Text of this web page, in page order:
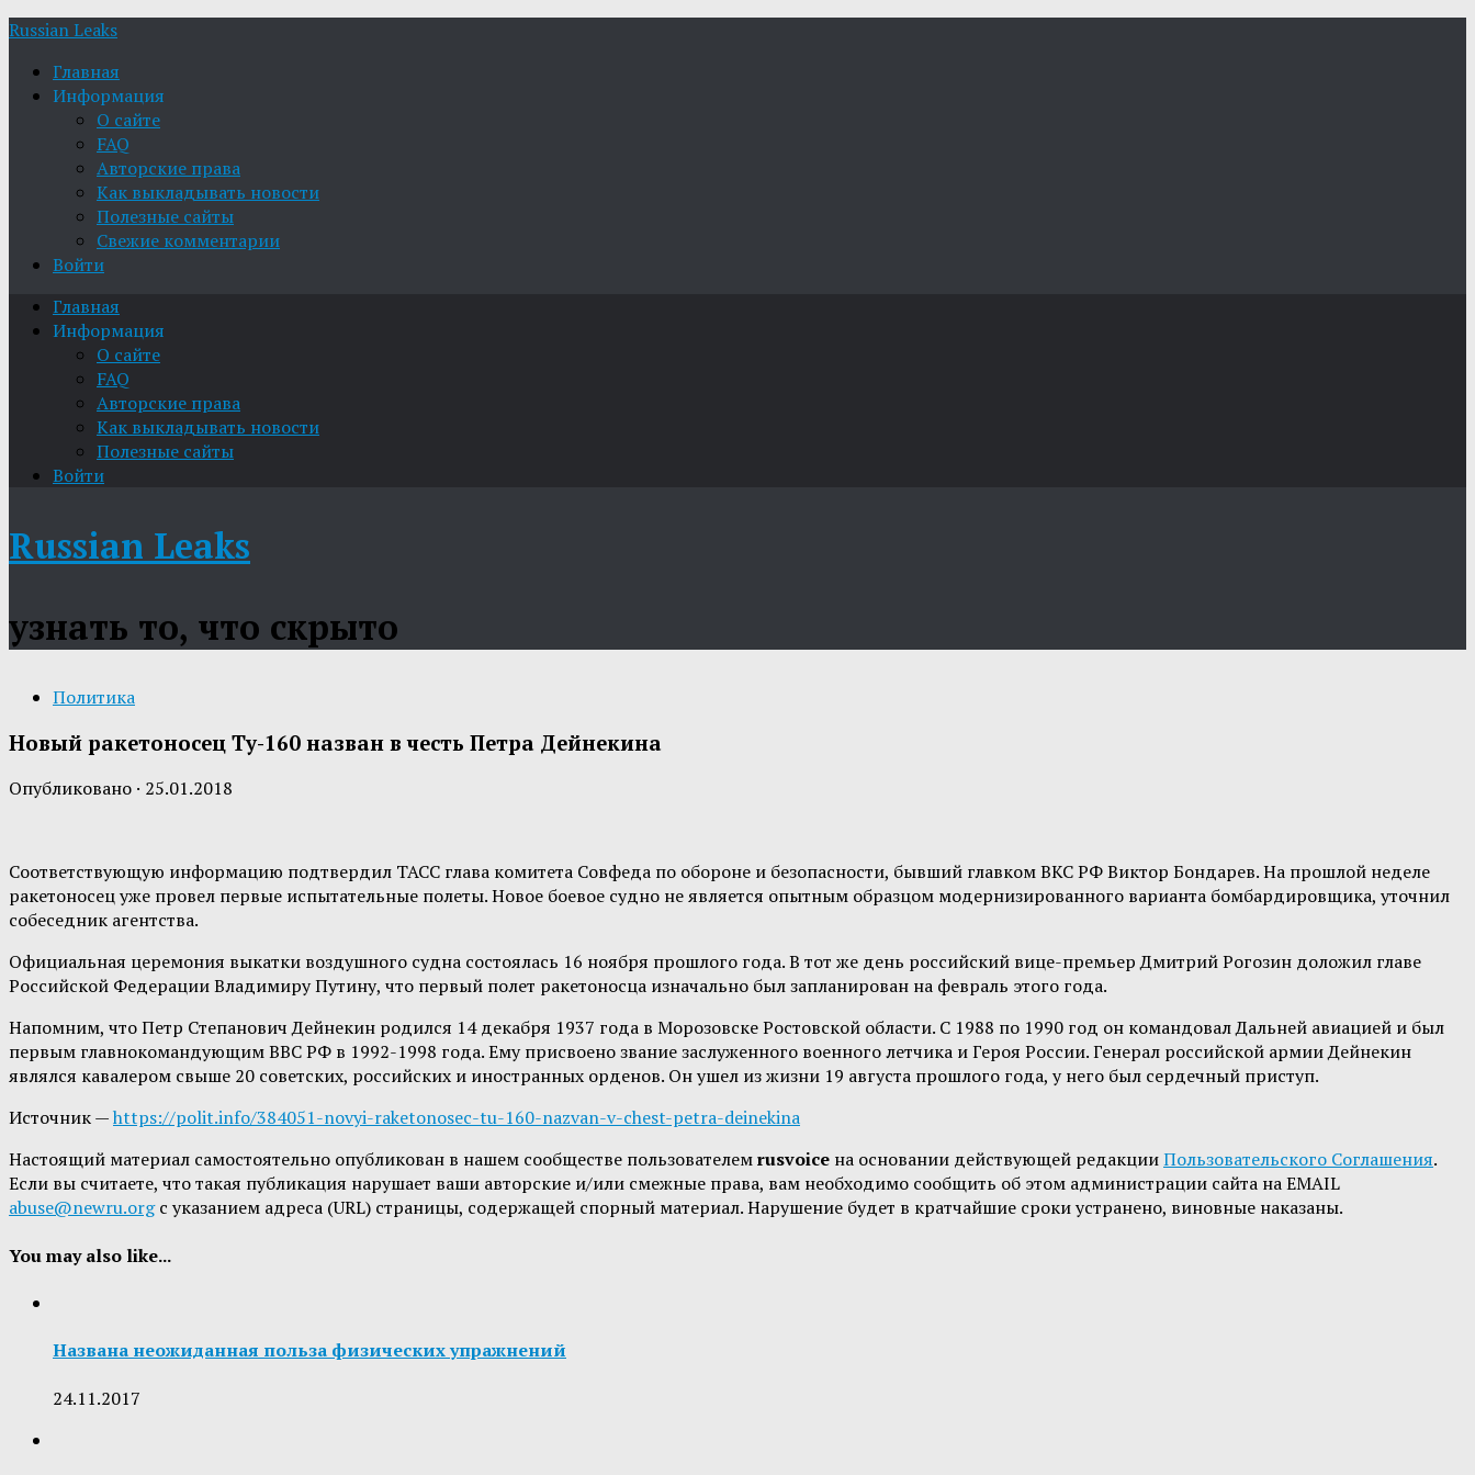
Russian Leaks
Главная
Информация
О сайте
FAQ
Авторские права
Как выкладывать новости
Полезные сайты
Свежие комментарии
Войти
Главная
Информация
О сайте
FAQ
Авторские права
Как выкладывать новости
Полезные сайты
Войти
Russian Leaks
узнать то, что скрыто
Политика
Новый ракетоносец Ту-160 назван в честь Петра Дейнекина
Опубликовано · 25.01.2018
Соответствующую информацию подтвердил ТАСС глава комитета Совфеда по обороне и безопасности, бывший главком ВКС РФ Виктор Бондарев. На прошлой неделе
ракетоносец уже провел первые испытательные полеты. Новое боевое судно не является опытным образцом модернизированного варианта бомбардировщика, уточнил
собеседник агентства.
Официальная церемония выкатки воздушного судна состоялась 16 ноября прошлого года. В тот же день российский вице-премьер Дмитрий Рогозин доложил главе
Российской Федерации Владимиру Путину, что первый полет ракетоносца изначально был запланирован на февраль этого года.
Напомним, что Петр Степанович Дейнекин родился 14 декабря 1937 года в Морозовске Ростовской области. С 1988 по 1990 год он командовал Дальней авиацией и был
первым главнокомандующим ВВС РФ в 1992-1998 года. Ему присвоено звание заслуженного военного летчика и Героя России. Генерал российской армии Дейнекин
являлся кавалером свыше 20 советских, российских и иностранных орденов. Он ушел из жизни 19 августа прошлого года, у него был сердечный приступ.
Источник —https://polit.info/384051-novyi-raketonosec-tu-160-nazvan-v-chest-petra-deinekina
Настоящий материал самостоятельно опубликован в нашем сообществе пользователемrusvoice на основании действующей редакцииПользовательского Соглашения.
Если вы считаете, что такая публикация нарушает ваши авторские и/или смежные права, вам необходимо сообщить об этом администрации сайта на EMAIL
abuse@newru.orgс указанием адреса (URL) страницы, содержащей спорный материал. Нарушение будет в кратчайшие сроки устранено, виновные наказаны.
You may also like...
Названа неожиданная польза физических упражнений
24.11.2017